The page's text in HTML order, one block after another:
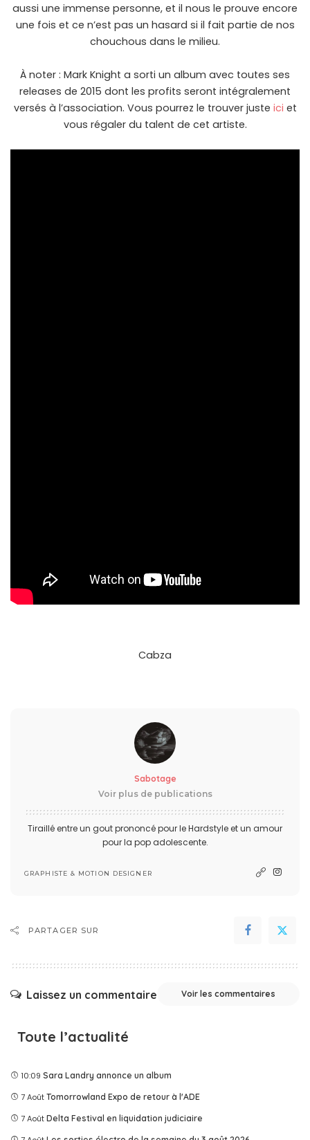
aussi une immense personne, et il nous le prouve encore
une fois et ce n’est pas un hasard si il fait partie de nos
chouchous dans le milieu.
À noter : Mark Knight a sorti un album avec toutes ses
releases de 2015 dont les profits seront intégralement
versés à l’association. Vous pourrez le trouver juste ici et
vous régaler du talent de cet artiste.
Cabza
Sabotage
Voir plus de publications
Tiraillé entre un gout prononcé pour le Hardstyle et un amour
pour la pop adolescente.
GRAPHISTE & MOTION DESIGNER
PARTAGER SUR
Laissez un commentaire Voir les commentaires
Toute l’actualité
10:09 Sara Landry annonce un album
7 Août Tomorrowland Expo de retour à l'ADE
7 Août Delta Festival en liquidation judiciaire